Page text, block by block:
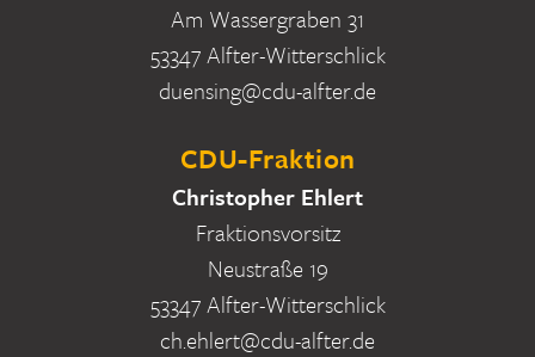
Am Wassergraben 31
53347 Alfter-Witterschlick
duensing@cdu-alfter.de
CDU-Fraktion
Christopher Ehlert
Fraktionsvorsitz
Neustraße 19
53347 Alfter-Witterschlick
ch.ehlert@cdu-alfter.de